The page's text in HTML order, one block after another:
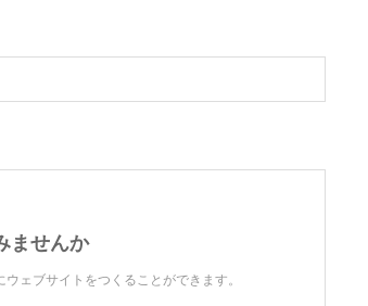
ませんか
ェブサイトをつくることができます。